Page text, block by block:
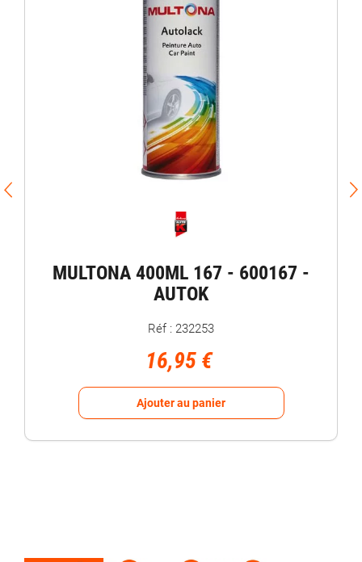
MULTONA 400ML 167 - 600167 -
AUTOK
Réf : 232253
16,95 €
Ajouter au panier